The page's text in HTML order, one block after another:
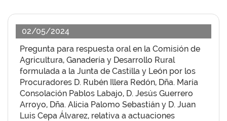
02/05/2024
Pregunta para respuesta oral en la Comisión de
Agricultura, Ganadería y Desarrollo Rural
formulada a la Junta de Castilla y León por los
Procuradores D. Rubén Illera Redón, Dña. María
Consolación Pablos Labajo, D. Jesús Guerrero
Arroyo, Dña. Alicia Palomo Sebastián y D. Juan
Luis Cepa Álvarez, relativa a actuaciones